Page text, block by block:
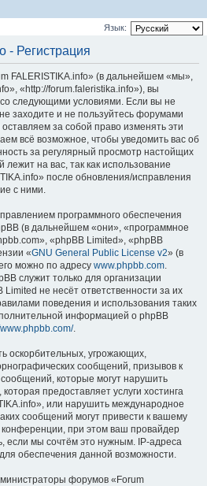
Язык:
- Регистрация
FALERISTIKA.info» (в дальнейшем «мы»,
«http://forum.faleristika.info»), вы
следующими условиями. Если вы не
заходите и не пользуйтесь форумами
за собой право изменять эти
всё возможное, чтобы уведомить вас об
за регулярный просмотр настойщих
на вас, так как использование
после обновления/исправления
с ними.
программного обеспечения
(в дальнейшем «они», «программное
«phpBB Limited», «phpBB
«GNU General Public License v2» (в
можно по адресу www.phpbb.com.
служит только для организации
не несёт ответственности за их
поведения и использования таких
информацией о phpBB
.
оскорбительных, угрожающих,
сообщений, призывов к
которые могут нарушить
предоставляет услуги хостинга
или нарушить международное
сообщений могут привести к вашему
при этом ваш провайдер
если мы сочтём это нужным. IP-адреса
обеспечения данной возможности.
форумов «Forum